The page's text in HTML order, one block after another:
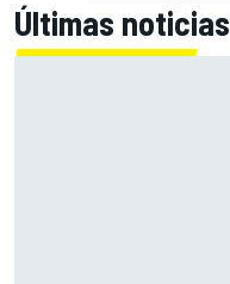
Últimas noticias